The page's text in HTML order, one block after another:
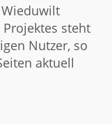
steht
Nutzer, so
aktuell